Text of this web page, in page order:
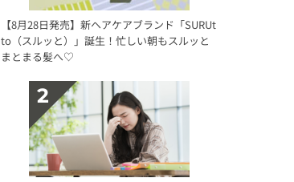
【8月28日発売】新ヘアケアブランド「SURUt
to（スルッと）」誕生！忙しい朝もスルッと
まとまる髪へ♡